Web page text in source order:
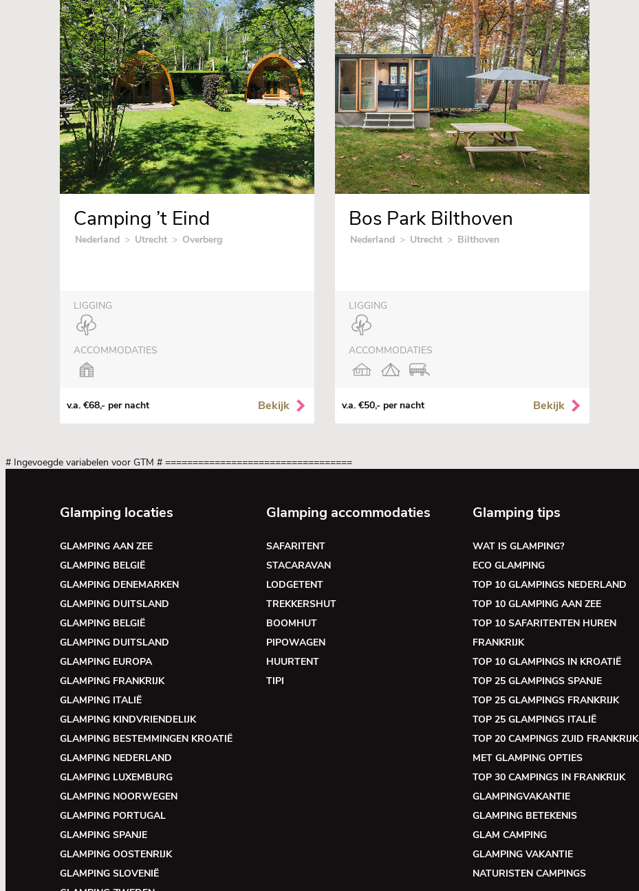
Camping ’t Eind
Nederland > Utrecht > Overberg
LIGGING
ACCOMMODATIES
v.a. €68,- per nacht Bekijk
Bos Park Bilthoven
Nederland > Utrecht > Bilthoven
LIGGING
ACCOMMODATIES
v.a. €50,- per nacht Bekijk
# Ingevoegde variabelen voor GTM # ==================================
Glamping locaties
GLAMPING AAN ZEE
GLAMPING BELGIË
GLAMPING DENEMARKEN
GLAMPING DUITSLAND
GLAMPING BELGIË
GLAMPING DUITSLAND
GLAMPING EUROPA
GLAMPING FRANKRIJK
GLAMPING ITALIË
GLAMPING KINDVRIENDELIJK
GLAMPING BESTEMMINGEN KROATIË
GLAMPING NEDERLAND
GLAMPING LUXEMBURG
GLAMPING NOORWEGEN
GLAMPING PORTUGAL
GLAMPING SPANJE
GLAMPING OOSTENRIJK
GLAMPING SLOVENIË
Glamping accommodaties
SAFARITENT
STACARAVAN
LODGETENT
TREKKERSHUT
BOOMHUT
PIPOWAGEN
HUURTENT
TIPI
Glamping tips
WAT IS GLAMPING?
ECO GLAMPING
TOP 10 GLAMPINGS NEDERLAND
TOP 10 GLAMPING AAN ZEE
TOP 10 SAFARITENTEN HUREN
FRANKRIJK
TOP 10 GLAMPINGS IN KROATIË
TOP 25 GLAMPINGS SPANJE
TOP 25 GLAMPINGS FRANKRIJK
TOP 25 GLAMPINGS ITALIË
TOP 20 CAMPINGS ZUID FRANKRIJK
MET GLAMPING OPTIES
TOP 30 CAMPINGS IN FRANKRIJK
GLAMPINGVAKANTIE
GLAMPING BETEKENIS
GLAM CAMPING
GLAMPING VAKANTIE
NATURISTEN CAMPINGS